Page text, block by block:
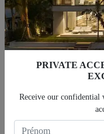
Accès privé à la
Système de
PRIVATE
Receive our